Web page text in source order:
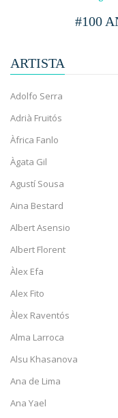
#100
ARTISTA
Adolfo Serra
Adrià Fruitós
Àfrica Fanlo
Àgata Gil
Agustí Sousa
Aina Bestard
Albert Asensio
Albert Florent
Àlex Efa
Alex Fito
Àlex Raventós
Alma Larroca
Alsu Khasanova
Ana de Lima
Ana Yael